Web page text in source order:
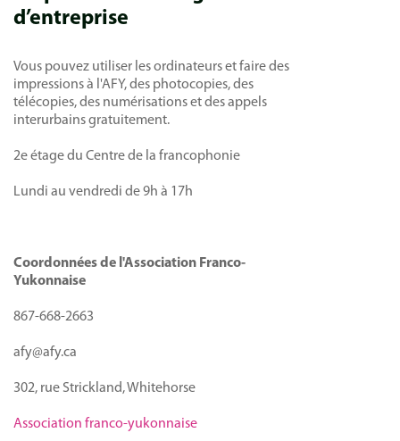
d’entreprise
Vous pouvez utiliser les ordinateurs et faire des
impressions à l'AFY, des photocopies, des
télécopies, des numérisations et des appels
interurbains gratuitement.
2e étage du Centre de la francophonie
Lundi au vendredi de 9h à 17h
Coordonnées de l'Association Franco-
Yukonnaise
867-668-2663
afy@afy.ca
302, rue Strickland, Whitehorse
Association franco-yukonnaise